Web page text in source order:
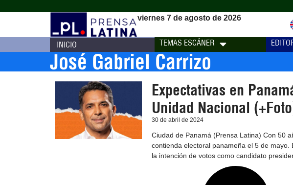
viernes 7 de agosto de 2026
INICIO TEMAS ESCÁNER
José Gabriel Carrizo
Expectativas en
Unidad Nacional
30 de abril de 2024
Ciudad de Panamá (Prensa Latina) Con 50
contienda electoral panameña el 5 de
la intención de votos como candidato